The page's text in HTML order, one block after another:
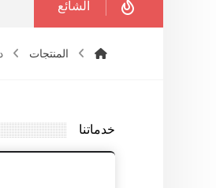
الشائع
المنتجات
خدماتنا